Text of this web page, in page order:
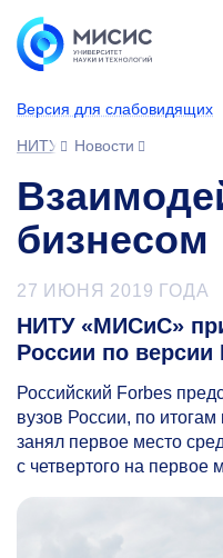
Версия для слабовидящих
НИТУ МИСИС
Новости
бизнесом
27 ИЮНЯ 2019 ГОДА
НИТУ «МИСиС»
России по версии
Российский Forbes
вузов России, по
занял первое место
с четвертого на первое